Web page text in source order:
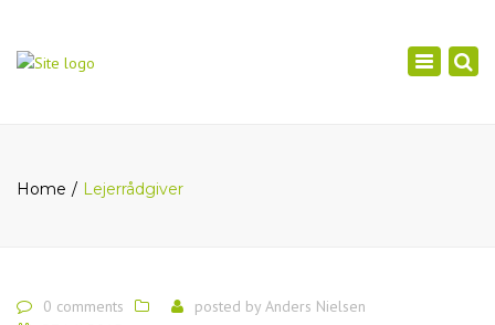
Toggle
Home Lejerrådgiver
0 comments posted by Anders Nielsen